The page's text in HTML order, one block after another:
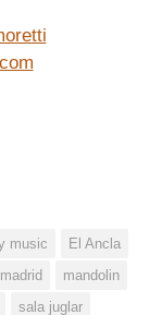
music
El Ancla
madrid
mandolin
sala juglar